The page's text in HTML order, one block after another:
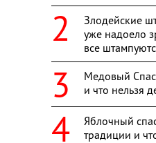
Злодейские
уже надоело
все
Медовый Спас
и что нельзя
Яблочный
традиции и